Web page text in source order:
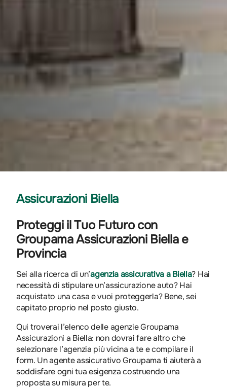
Assicurazioni Biella
Proteggi il Tuo Futuro con
Groupama Assicurazioni Biella e
Provincia
Sei alla ricerca di un’agenzia assicurativa a Biella? Hai
necessità di stipulare un’assicurazione auto? Hai
acquistato una casa e vuoi proteggerla? Bene, sei
capitato proprio nel posto giusto.
Qui troverai l’elenco delle agenzie Groupama
Assicurazioni a Biella: non dovrai fare altro che
selezionare l’agenzia più vicina a te e compilare il
form. Un agente assicurativo Groupama ti aiuterà a
soddisfare ogni tua esigenza costruendo una
proposta su misura per te.